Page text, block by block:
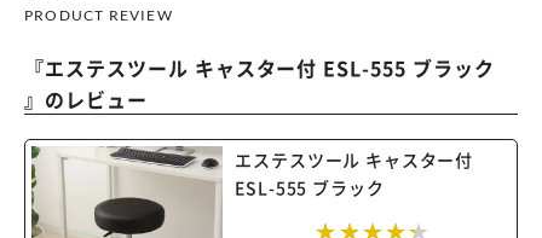
PRODUCT REVIEW
『エステスツール キャスター付 ESL-555 ブラック
』のレビュー
エステスツール キャスター付
ESL-555 ブラック